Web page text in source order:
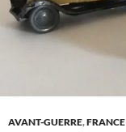
AVANT-GUERRE,FRANCE